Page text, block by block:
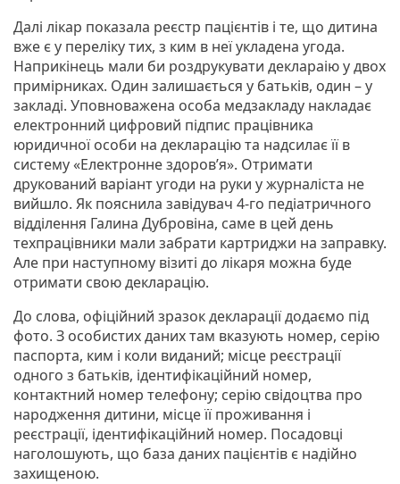
Далі лікар показала реєстр пацієнтів і те, що дитина
вже є у переліку тих, з ким в неї укладена угода.
Наприкінець мали би роздрукувати деклараію у двох
примірниках. Один залишається у батьків, один – у
закладі. Уповноважена особа медзакладу накладає
електронний цифровий підпис працівника
юридичної особи на декларацію та надсилає її в
систему «Електронне здоров’я». Отримати
друкований варіант угоди на руки у журналіста не
вийшло. Як пояснила завідувач 4-го педіатричного
відділення Галина Дубровіна, саме в цей день
техпрацівники мали забрати картриджи на заправку.
Але при наступному візиті до лікаря можна буде
отримати свою декларацію.
До слова, офіційний зразок декларації додаємо під
фото. З особистих даних там вказують номер, серію
паспорта, ким і коли виданий; місце реєстрації
одного з батьків, ідентифікаційний номер,
контактний номер телефону; серію свідоцтва про
народження дитини, місце її проживання і
реєстрації, ідентифікаційний номер. Посадовці
наголошують, що база даних пацієнтів є надійно
захищеною.